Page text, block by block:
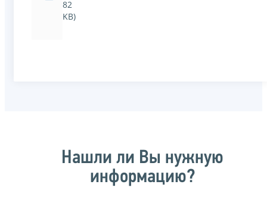
82
KB)
Нашли ли Вы нужную
информацию?